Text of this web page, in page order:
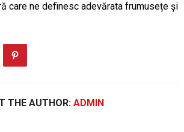
care ne definesc adevărata frumusețe și
THE AUTHOR: ADMIN